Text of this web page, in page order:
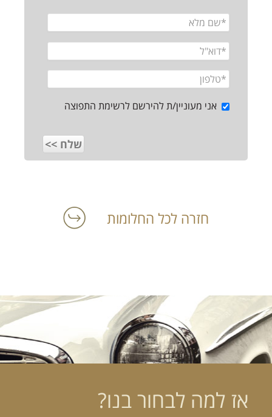
אני מעוניין/ת להירשם לרשימת התפוצה
חזרה לכל החלומות
אז למה לבחור בנו?